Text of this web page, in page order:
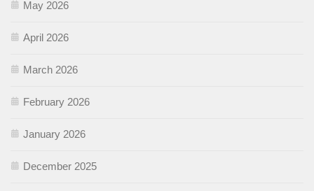
May 2026
April 2026
March 2026
February 2026
January 2026
December 2025